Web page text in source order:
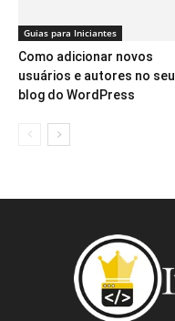
Guias para Iniciantes
Como adicionar novos
usuários e autores no seu
blog do WordPress